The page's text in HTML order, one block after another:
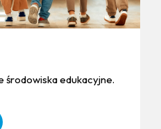
środowiska edukacyjne.